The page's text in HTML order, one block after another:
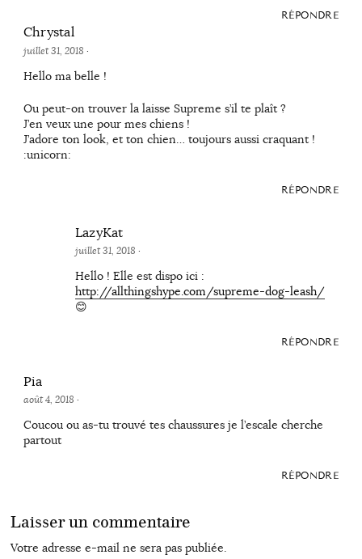
RÉPONDRE
Chrystal
juillet 31, 2018 ·
Hello ma belle !
Ou peut-on trouver la laisse Supreme s’il te plaît ?
J’en veux une pour mes chiens !
J’adore ton look, et ton chien… toujours aussi craquant !
:unicorn:
RÉPONDRE
LazyKat
juillet 31, 2018 ·
Hello ! Elle est dispo ici :
http://allthingshype.com/supreme-dog-leash/
😊
RÉPONDRE
Pia
août 4, 2018 ·
Coucou ou as-tu trouvé tes chaussures je l’escale cherche
partout
RÉPONDRE
Laisser un commentaire
Votre adresse e-mail ne sera pas publiée.